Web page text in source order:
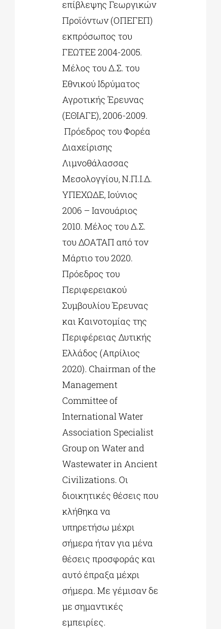
επίβλεψης Γεωργικών
Προϊόντων (ΟΠΕΓΕΠ)
εκπρόσωπος του
ΓΕΩΤΕΕ 2004-2005.
Μέλος του Δ.Σ. του
Εθνικού Ιδρύματος
Αγροτικής Έρευνας
(ΕΘΙΑΓΕ), 2006-2009.
Πρόεδρος του Φορέα
Διαχείρισης
Λιμνοθάλασσας
Μεσολογγίου, Ν.Π.Ι.Δ.
ΥΠΕΧΩΔΕ, Ιούνιος
2006 – Ιανουάριος
2010. Μέλος του Δ.Σ.
του ΔΟΑΤΑΠ από τον
Μάρτιο του 2020.
Πρόεδρος του
Περιφερειακού
Συμβουλίου Έρευνας
και Καινοτομίας της
Περιφέρειας Δυτικής
Ελλάδος (Απρίλιος
2020). Chairman of the
Management
Committee of
International Water
Association Specialist
Group on Water and
Wastewater in Ancient
Civilizations. Οι
διοικητικές θέσεις που
κλήθηκα να
υπηρετήσω μέχρι
σήμερα ήταν για μένα
θέσεις προσφοράς και
αυτό έπραξα μέχρι
σήμερα. Με γέμισαν δε
με σημαντικές
εμπειρίες.